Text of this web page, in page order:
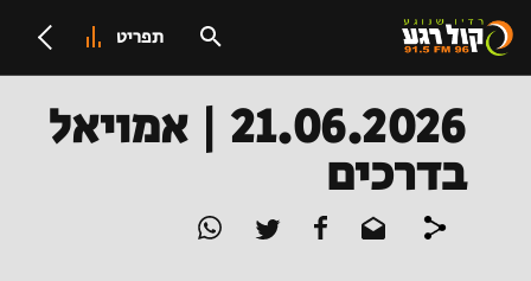
תפריט
21.06.2026 | אמויאל
בדרכים